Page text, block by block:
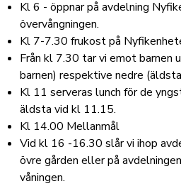
Kl 6 - öppnar på avdelning
övervångningen.
Kl 7-7.30 frukost på
Från kl 7.30 tar vi emot barnen
barnen) respektive nedre
Kl 11 serveras lunch för de
äldsta vid kl 11.15.
Kl 14.00 Mellanmål
Vid kl 16 -16.30 slår vi ihop
övre gården eller på
våningen.